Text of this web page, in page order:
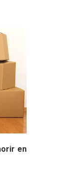
en